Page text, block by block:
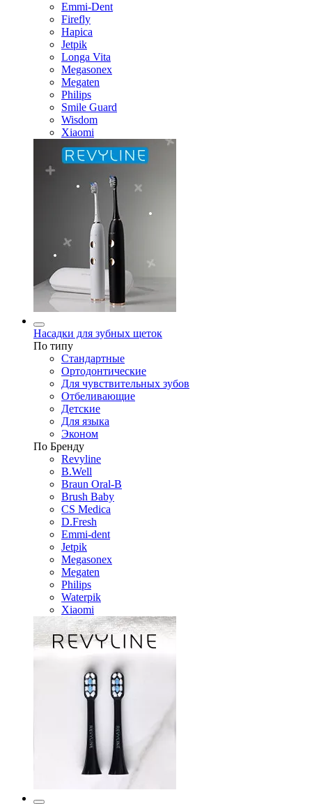
Emmi-Dent
Firefly
Hapica
Jetpik
Longa Vita
Megasonex
Megaten
Philips
Smile Guard
Wisdom
Xiaomi
Насадки для зубных щеток
По типу
Стандартные
Ортодонтические
Для чувствительных зубов
Отбеливающие
Детские
Для языка
Эконом
По Бренду
Revyline
B.Well
Braun Oral-B
Brush Baby
CS Medica
D.Fresh
Emmi-dent
Jetpik
Megasonex
Megaten
Philips
Waterpik
Xiaomi